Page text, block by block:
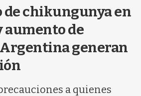
r
b
q
de chikungunya en
aumento de
generan
a quienes